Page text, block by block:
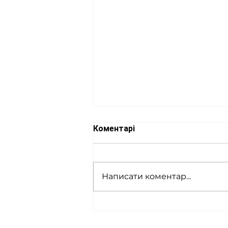
Коментарі
Написати коментар...